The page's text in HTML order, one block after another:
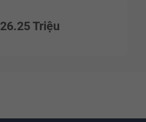
26.25 Triệu